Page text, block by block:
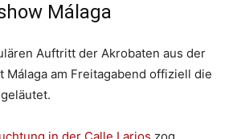
Málaga
Auftritt der Akrobaten aus der
Málaga am Freitagabend offiziell die